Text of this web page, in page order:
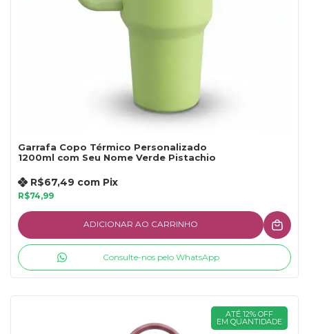
Garrafa Copo Térmico Personalizado
1200ml com Seu Nome Verde Pistachio
R$74,99
R$67,49 com Pix
ADICIONAR AO CARRINHO
Consulte-nos pelo WhatsApp
ATÉ 12% OFF
EM QUANTIDADE